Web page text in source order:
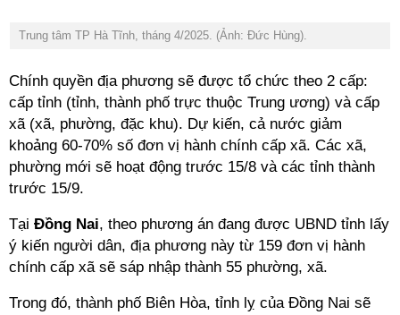
Trung tâm TP Hà Tĩnh, tháng 4/2025. (Ảnh: Đức Hùng).
Chính quyền địa phương sẽ được tổ chức theo 2 cấp:
cấp tỉnh (tỉnh, thành phố trực thuộc Trung ương) và cấp
xã (xã, phường, đặc khu). Dự kiến, cả nước giảm
khoảng 60-70% số đơn vị hành chính cấp xã. Các xã,
phường mới sẽ hoạt động trước 15/8 và các tỉnh thành
trước 15/9.
Tại Đồng Nai, theo phương án đang được UBND tỉnh lấy
ý kiến người dân, địa phương này từ 159 đơn vị hành
chính cấp xã sẽ sáp nhập thành 55 phường, xã.
Trong đó, thành phố Biên Hòa, tỉnh lỵ của Đồng Nai sẽ